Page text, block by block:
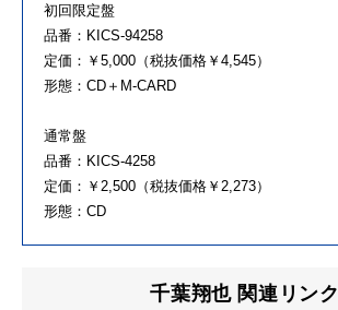
初回限定盤
品番：KICS-94258
定価：￥5,000（税抜価格￥4,545）
形態：CD＋M-CARD
通常盤
品番：KICS-4258
定価：￥2,500（税抜価格￥2,273）
形態：CD
千葉翔也 関連リンク